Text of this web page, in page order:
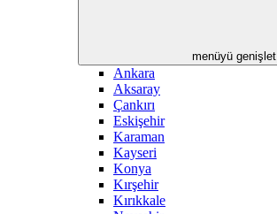
menüyü genişlet
Ankara
Aksaray
Çankırı
Eskişehir
Karaman
Kayseri
Konya
Kırşehir
Kırıkkale